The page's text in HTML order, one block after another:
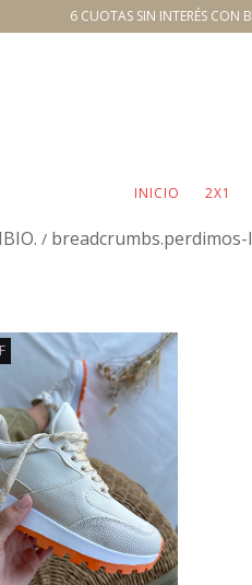
6 CUOTAS SIN INTERÉS CON
INICIO 2X1
/